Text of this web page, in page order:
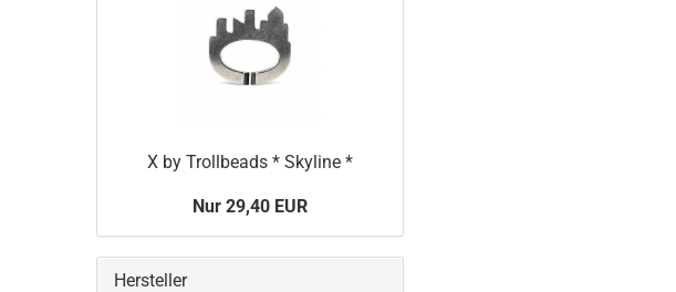
X by Trollbeads * Skyline *
Nur 29,40 EUR
Hersteller